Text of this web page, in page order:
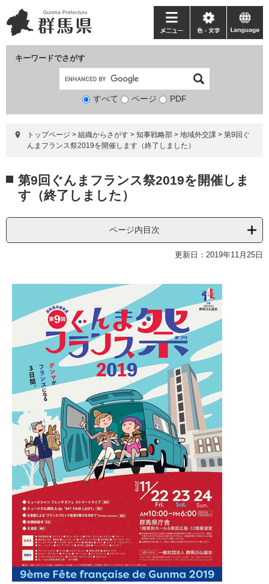
ー
ジ
ニ
ュ
て
キーワードでさがす
検
象
すべて ページ PDF
メ
ニ
ー
色・
文
language
トップページ > 組織からさがす > 知事戦略部 > 地域外交課 > 第9回ぐ
んまフランス祭2019を開催します（終了しました）
文 第9回ぐんまフランス祭2019を開催しま
す（終了しました）
ページ内目次
更新日：2019年11月25日